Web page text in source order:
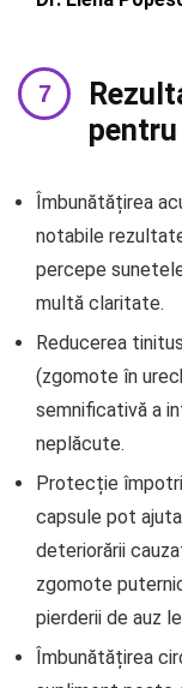
Îmbunătățirea
notabile
percepe
multă claritate.
Reducerea
(zgomote în
semnificativă a
neplăcute.
Protecție
capsule pot
deteriorării
zgomote
pierderii de auz
Îmbunătățirea